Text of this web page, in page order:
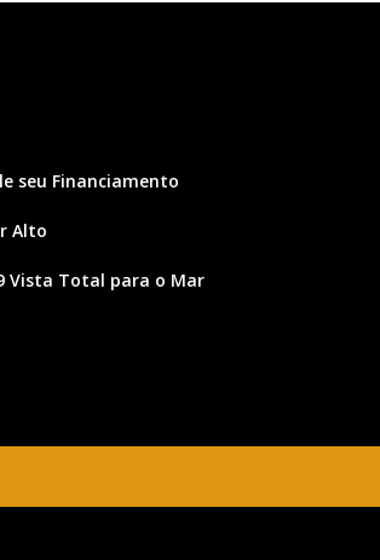
seu Financiamento
Alto
Vista Total para o Mar